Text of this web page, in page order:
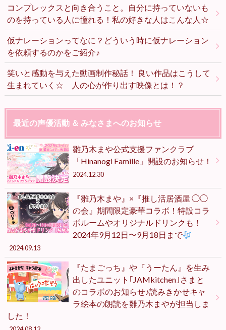
コンプレックスと向き合うこと。自分に持っていないも
のを持っている人に憧れる！私の好きな人はこんな人☆
仮ナレーションってなに？どういう時に仮ナレーション
を依頼するのかをご紹介♪
笑いと感動を与えた動画制作秘話！ 良い作品はこうして
生まれていく☆ 人の心が作り出す映像とは！？
最近の声優活動 ＆ みなさまへのお知らせ
雛乃木まや公式支援ファンクラブ
「Hinanogi Famille」開設のお知らせ！
2024.12.30
『雛乃木まや』×『推し活居酒屋 ◯◯
の会』期間限定豪華コラボ！特設コラ
ボルームやオリジナルドリンクも！
2024年9月12日〜9月18日まで
2024.09.13
『たまごっち』や『うーたん』を生み
出したユニット｢JAMkitchen｣さまと
のコラボのお知らせ♪読みきかせキャ
ラ絵本の朗読を雛乃木まやが担当しま
した！